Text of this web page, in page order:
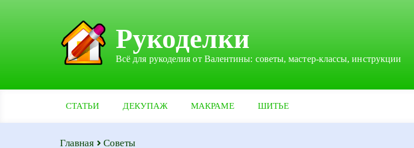
Рукоделки
Всё для рукоделия от Валентины: советы, мастер-классы, инструкции
СТАТЬИ ДЕКУПАЖ МАКРАМЕ ШИТЬЕ
Главная Советы